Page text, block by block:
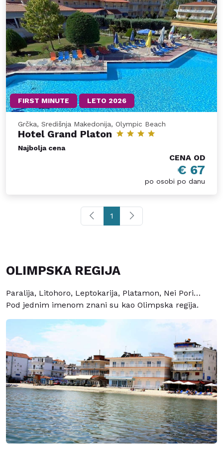
FIRST MINUTE LETO 2026
Grčka, Središnja Makedonija, Olympic Beach
Hotel Grand Platon
Najbolja cena
CENA OD
€ 67
po osobi po danu
1
OLIMPSKA REGIJA
Paralija, Litohoro, Leptokarija, Platamon, Nei Pori…
Pod jednim imenom znani su kao Olimpska regija.